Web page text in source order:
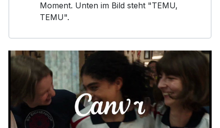
Moment. Unten im Bild steht "TEMU,
TEMU".